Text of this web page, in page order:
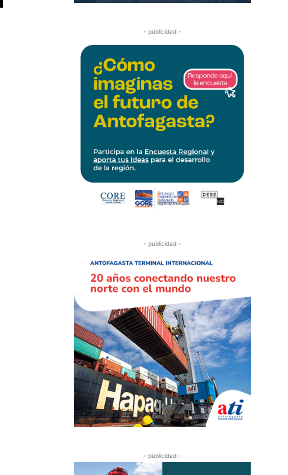
- publicidad -
- publicidad -
- publicidad -